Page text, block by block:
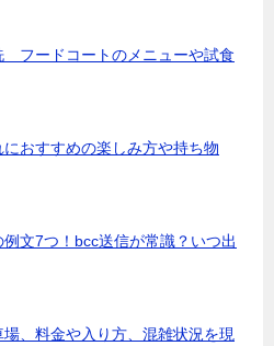
フードコートのメニューや試食
おすすめの楽しみ方や持ち物
文7つ！bcc送信が常識？いつ出
、料金や入り方、混雑状況を現